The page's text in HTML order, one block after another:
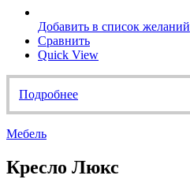
Добавить в список желаний
Сравнить
Quick View
Подробнее
Мебель
Кресло Люкс